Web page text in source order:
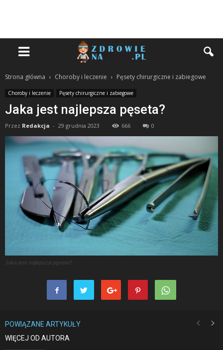
Strona główna Choroby i leczenie Pęsety chirurgiczne i zabiegowe
Choroby i leczenie Pęsety chirurgiczne i zabiegowe
Jaka jest najlepsza pęseta?
Przez Redakcja - 29 grudnia 2023 666 0
Jaka jest najlepsza pęseta?
POWIĄZANE ARTYKUŁY
WIĘCEJ OD AUTORA